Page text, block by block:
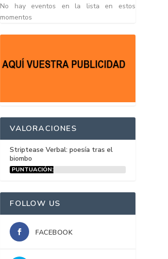
No hay eventos en la lista en estos
momentos
VALORACIONES
Striptease Verbal: poesía tras el
biombo
PUNTUACIÓN:
FOLLOW US
FACEBOOK